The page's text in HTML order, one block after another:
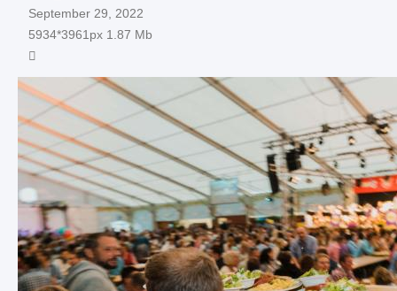
September 29, 2022
5934*3961px 1.87 Mb